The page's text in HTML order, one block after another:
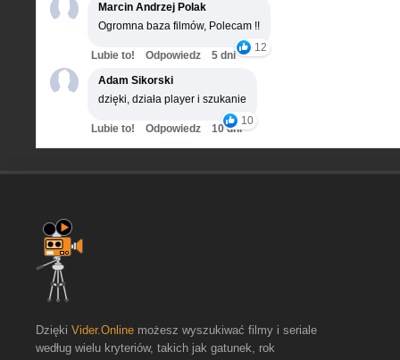
Marcin Andrzej Polak
Ogromna baza filmów, Polecam !!
12
Lubie to! Odpowiedz
5 dni
Adam Sikorski
dzięki, działa player i szukanie
10
Lubie to! Odpowiedz 10 dni
Dzięki Vider.Online możesz wyszukiwać filmy i seriale
według wielu kryteriów, takich jak gatunek, rok